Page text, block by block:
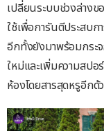
เปลี่ยนระบบช่วงล่าง
ใช้เพื่อการันตีประสบ
อีกทั้งยังมาพร้อมกระ
ใหม่และเพิ่มความสป
ห้องโดยสารสุดหรูอีกด้